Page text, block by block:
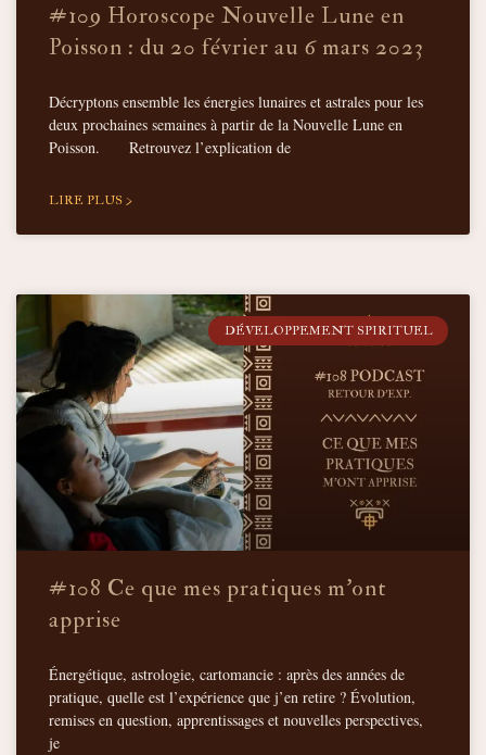
#109 Horoscope Nouvelle Lune en
Poisson : du 20 février au 6 mars 2023
Décryptons ensemble les énergies lunaires et astrales pour les
deux prochaines semaines à partir de la Nouvelle Lune en
Poisson. Retrouvez l’explication de
LIRE PLUS >
DÉVELOPPEMENT SPIRITUEL
#108 Ce que mes pratiques m’ont
apprise
Énergétique, astrologie, cartomancie : après des années de
pratique, quelle est l’expérience que j’en retire ? Évolution,
remises en question, apprentissages et nouvelles perspectives,
je